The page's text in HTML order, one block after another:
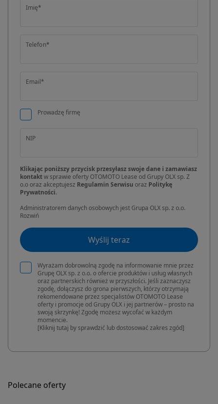
Imię*
Telefon*
Email*
Prowadzę firmę
NIP
Klikając poniższy przycisk przesyłasz swoje dane i zamawiasz
kontaktw sprawie oferty OTOMOTO Lease od Grupy OLX sp. Z
o.o oraz akceptujesz Regulamin Serwisu oraz Politykę
Prywatności.
Administratorem danych osobowych jest Grupa OLX sp. z o.o.
Rozwiń
Wyślij teraz
Wyrażam dobrowolną zgodę na informowanie mnie przez
Grupę OLX sp. z o.o. o ofercie produktów i usług własnych
oraz partnerskich również w przyszłości. Jeśli zaznaczysz
zgodę, dołączysz do grona pierwszych, którzy otrzymają
rekomendowane przez specjalistów OTOMOTO Lease
oferty i promocje od Grupy OLX i jej partnerów – prosto na
swoją skrzynkę! Zgodę możesz wycofać w każdym
momencie.
[Kliknij tutaj by sprawdzić lub dostosować zakres zgód]
Polecane oferty